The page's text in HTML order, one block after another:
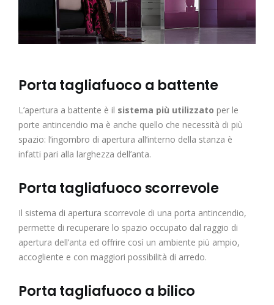
Porta tagliafuoco a battente
L’apertura a battente è il sistema più utilizzato per le
porte antincendio ma è anche quello che necessità di più
spazio: l’ingombro di apertura all’interno della stanza è
infatti pari alla larghezza dell’anta.
Porta tagliafuoco scorrevole
Il sistema di apertura scorrevole di una porta antincendio,
permette di recuperare lo spazio occupato dal raggio di
apertura dell’anta ed offrire così un ambiente più ampio,
accogliente e con maggiori possibilità di arredo.
Porta tagliafuoco a bilico